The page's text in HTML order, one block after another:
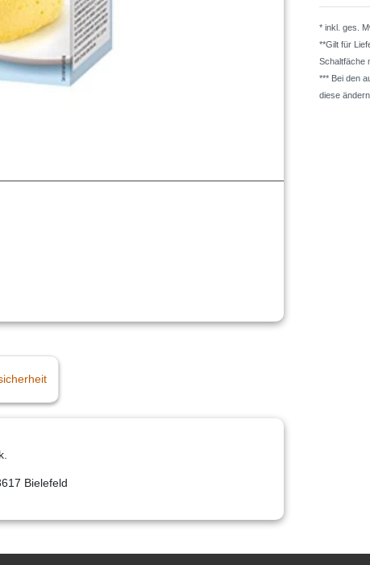
* inkl. ges.
**Gilt für
Schaltfäche
*** Bei den
diese
Bielefeld